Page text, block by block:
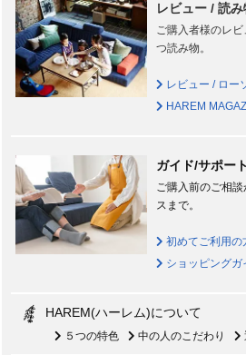
レビュー / 読み
ご購入者様のレ
つ読み物。
レビュー / ロー
HAREM
ガイド/サポート
ご購入前のご相
スまで。
初めてご利用の
ショッピングガ
HAREM(ハーレム)について
５つの特色 中の人のこだわり